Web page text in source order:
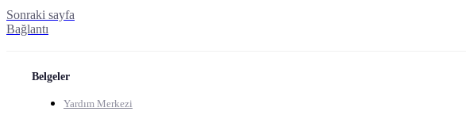
Sonraki sayfa
Bağlantı
Belgeler
Yardım Merkezi